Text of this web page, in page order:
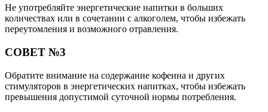
Не употребляйте энергетические напитки в больших
количествах или в сочетании с алкоголем, чтобы избежать
переутомления и возможного отравления.
СОВЕТ №3
Обратите внимание на содержание кофеина и других
стимуляторов в энергетических напитках, чтобы избежать
превышения допустимой суточной нормы потребления.